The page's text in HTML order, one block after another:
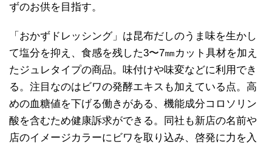
ずのお供を目指す。
「おかずドレッシング」は昆布だしのうま味を生かし
て塩分を抑え、食感を残した3〜7㎜カット具材を加え
たジュレタイプの商品。味付けや味変などに利用でき
る。注目なのはビワの発酵エキスも加えている点。高
めの血糖値を下げる働きがある、機能成分コロソリン
酸を含むため健康訴求ができる。同社も新店の名前や
店のイメージカラーにビワを取り込み、啓発に力を入